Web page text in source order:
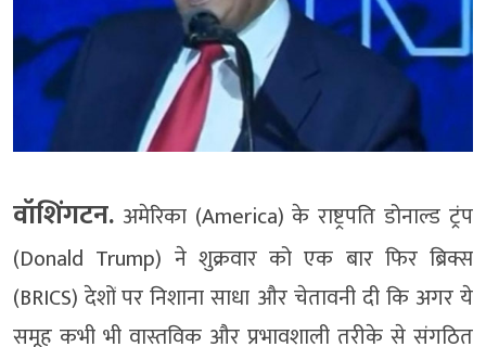
वॉशिंगटन. अमेरिका (America) के राष्ट्रपति डोनाल्ड ट्रंप
(Donald Trump) ने शुक्रवार को एक बार फिर ब्रिक्स
(BRICS) देशों पर निशाना साधा और चेतावनी दी कि अगर ये
समूह कभी भी वास्तविक और प्रभावशाली तरीके से संगठित